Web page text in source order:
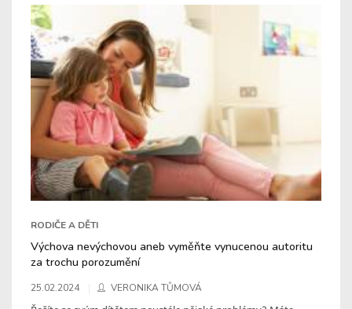
RODIČE A DĚTI
Výchova nevýchovou aneb vyměňte vynucenou autoritu
za trochu porozumění
25.02.2024 VERONIKA TŮMOVÁ